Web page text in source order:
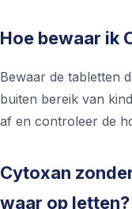
Hoe bewaar ik
Bewaar de tabletten
buiten bereik van
af en controleer de
Cytoxan
waar op letten?